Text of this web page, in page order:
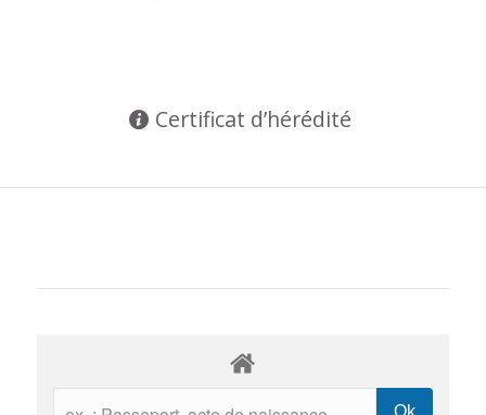
Certificat d’hérédité